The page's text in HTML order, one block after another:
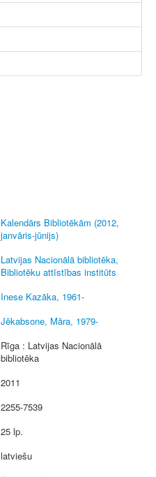
Kalendārs Bibliotēkām (2012,
janvāris-jūnijs)
Latvijas Nacionālā bibliotēka,
Bibliotēku attīstības institūts
Inese Kazāka, 1961-
Jēkabsone, Māra, 1979-
Rīga : Latvijas Nacionālā
bibliotēka
2011
2255-7539
25 lp.
latviešu